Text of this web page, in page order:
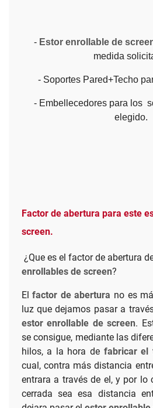
- Estor enrollable de
medida
- Soportes Pared+Techo
- Embellecedores para los
elegido.
Factor de abertura para este
screen.
¿Que es el factor de abertura
enrollables de screen?
Elfactor de abertura no es
luz que dejamos pasar a
estor enrollable de screen.
se consigue, mediante las
hilos, a la hora de fabricar el
cual, contra más distancia
entrara a través de el, y por lo
cerrada sea esa distancia